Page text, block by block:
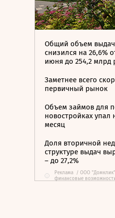
Общий объем
снизился на 26,6%
июня до 254,2 млрд
Заметнее всего
первичный рынок
Объем займов для
новостройках упал
месяц
Доля вторичной
структуре выдач
– до 27,2%
Реклама / ООО
финансовые